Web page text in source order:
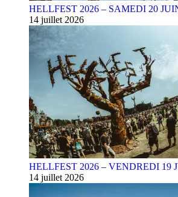
HELLFEST 2026 – SAMEDI 20
14 juillet 2026
HELLFEST 2026 – VENDREDI 19
14 juillet 2026